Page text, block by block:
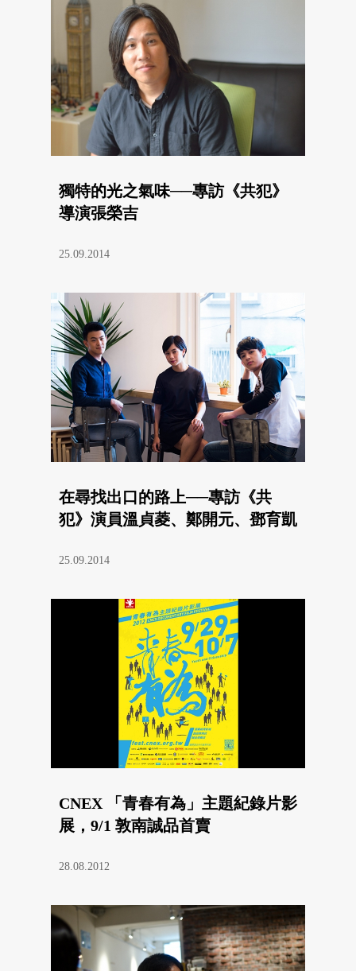
獨特的光之氣味──專訪《共犯》
導演張榮吉
25.09.2014
在尋找出口的路上──專訪《共
犯》演員溫貞菱、鄭開元、鄧育凱
25.09.2014
CNEX 「青春有為」主題紀錄片影
展，9/1 敦南誠品首賣
28.08.2012